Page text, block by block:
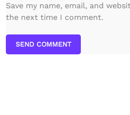
Save my name, email, and
the next time I comment.
SEND COMMENT